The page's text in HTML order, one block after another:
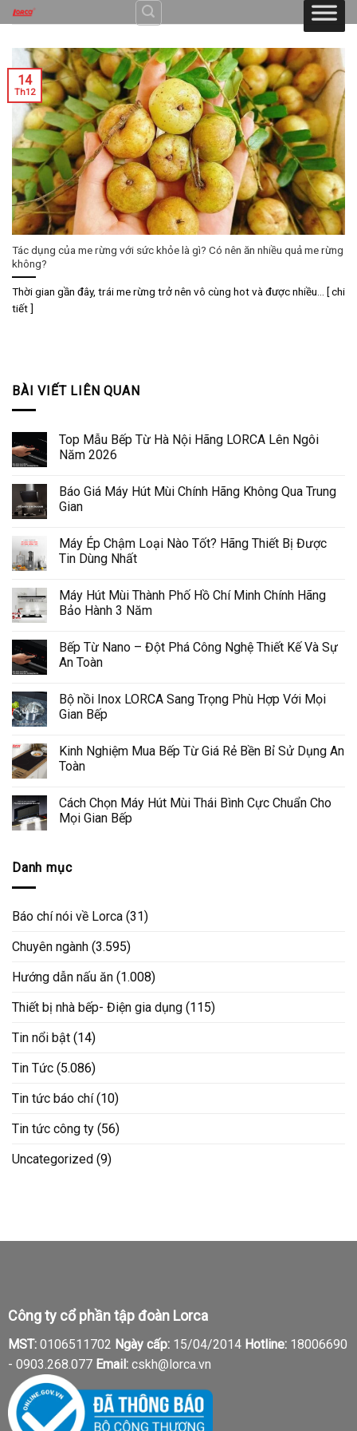
Skip
to
content
Tác dụng của me rừng với sức khỏe là gì? Có nên ăn nhiều quả me rừng
không?
Thời gian gần đây, trái me rừng trở nên vô cùng hot và được nhiều... [ chi
tiết ]
14
Th12
BÀI VIẾT LIÊN QUAN
Top Mẫu Bếp Từ Hà Nội Hãng LORCA Lên Ngôi
Năm 2026
Báo Giá Máy Hút Mùi Chính Hãng Không Qua Trung
Gian
Máy Ép Chậm Loại Nào Tốt? Hãng Thiết Bị Được
Tin Dùng Nhất
Máy Hút Mùi Thành Phố Hồ Chí Minh Chính Hãng
Bảo Hành 3 Năm
Bếp Từ Nano – Đột Phá Công Nghệ Thiết Kế Và Sự
An Toàn
Bộ nồi Inox LORCA Sang Trọng Phù Hợp Với Mọi
Gian Bếp
Kinh Nghiệm Mua Bếp Từ Giá Rẻ Bền Bỉ Sử Dụng An
Toàn
Cách Chọn Máy Hút Mùi Thái Bình Cực Chuẩn Cho
Mọi Gian Bếp
Danh mục
Báo chí nói về Lorca (31)
Chuyên ngành (3.595)
Hướng dẫn nấu ăn (1.008)
Thiết bị nhà bếp- Điện gia dụng (115)
Tin nổi bật (14)
Tin Tức (5.086)
Tin tức báo chí(10)
Tin tức công ty (56)
Uncategorized (9)
Công ty cổ phần tập đoàn Lorca
MST:0106511702 Ngày cấp:15/04/2014 Hotline:18006690
- 0903.268.077 Email:cskh@lorca.vn